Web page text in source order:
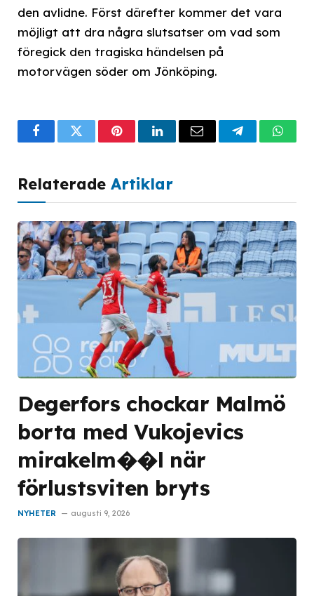
den avlidne. Först därefter kommer det vara
möjligt att dra några slutsatser om vad som
föregick den tragiska händelsen på
motorvägen söder om Jönköping.
FacebookTwitterPinterestLinkedInEmail Telegram
Relaterade Artiklar
Degerfors chockar Malmö
borta med Vukojevics
mirakelm��l när
förlustsviten bryts
NYHETER augusti 9, 2026